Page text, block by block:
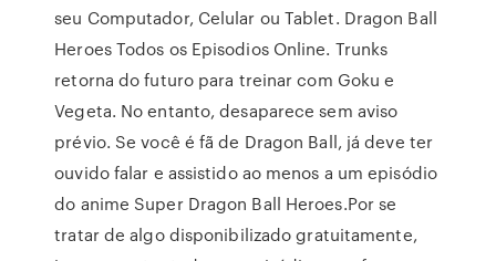
seu Computador, Celular ou Tablet. Dragon Ball
Heroes Todos os Episodios Online. Trunks
retorna do futuro para treinar com Goku e
Vegeta. No entanto, desaparece sem aviso
prévio. Se você é fã de Dragon Ball, já deve ter
ouvido falar e assistido ao menos a um episódio
do anime Super Dragon Ball Heroes.Por se
tratar de algo disponibilizado gratuitamente,